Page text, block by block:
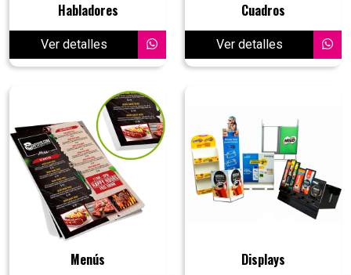
Habladores
Ver detalles
Cuadros
Ver detalles
Menús Displays